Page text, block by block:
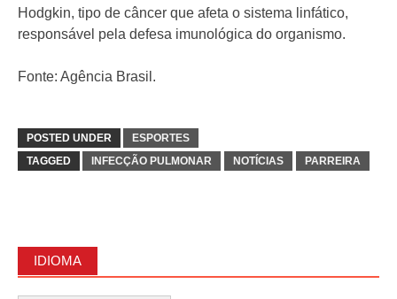
Hodgkin, tipo de câncer que afeta o sistema linfático,
responsável pela defesa imunológica do organismo.
Fonte: Agência Brasil.
POSTED UNDER
ESPORTES
TAGGED
INFECÇÃO PULMONAR NOTÍCIAS PARREIRA
IDIOMA